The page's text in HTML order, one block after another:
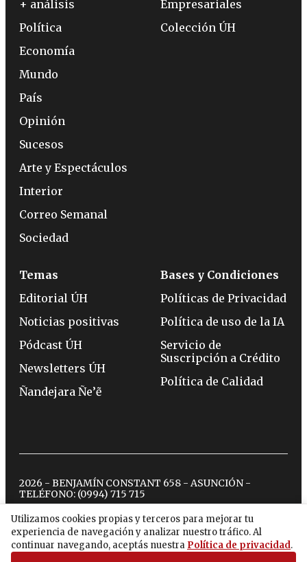
Utilizamos cookies propias y terceros para mejorar tu
experiencia de navegación y analizar nuestro tráfico. Al
continuar navegando, aceptás nuestra Política de privacidad.
+ análisis
Política
Economía
Mundo
País
Opinión
Sucesos
Arte y Espectáculos
Interior
Correo Semanal
Sociedad
Empresariales
Colección ÚH
Temas
Editorial ÚH
Noticias positivas
Pódcast ÚH
Newsletters ÚH
Ñandejara Ñe’ẽ
Bases y Condiciones
Políticas de Privacidad
Política de uso de la IA
Servicio de
Suscripción a Crédito
Política de Calidad
2026 - BENJAMÍN CONSTANT 658 - ASUNCIÓN -
TELÉFONO: (0994) 715 715
twitterinstagram
facebook
tiktokyoutubespotify